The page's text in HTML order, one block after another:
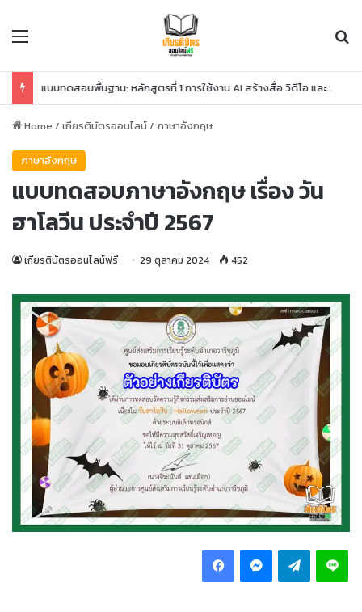
Menu
แบบทดสอบพื้นฐาน: หลักสูตรที่ 1 การใช้งาน AI สร้างสื่อ วิดีโอ และโค้ด
Home / เกียรติบัตรออนไลน์/ ภาษาอังกฤษ
ภาษาอังกฤษ
แบบทดสอบภาษาอังกฤษ เรื่อง วัน
ฮาโลวีน ประจำปี 2567
เกียรติบัตรออนไลน์ฟรี 29 ตุลาคม 2024 452
FacebookMessengerTelegram